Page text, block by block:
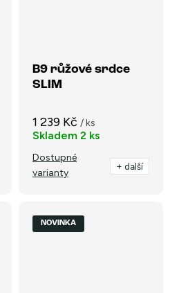
B9 růžové srdce
SLIM
1 239 Kč / ks
Skladem 2 ks
Dostupné
varianty
+ další
NOVINKA